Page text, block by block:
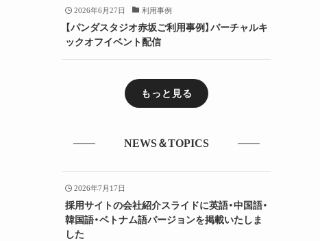
2026年6月27日 利用事例
【パンダスタジオ赤坂ご利用事例】バーチャルキ
ックオフイベント配信
もっと見る
NEWS＆TOPICS
2026年7月17日
採用サイトの会社紹介スライドに英語・中国語・
韓国語・ベトナム語バージョンを掲載いたしま
した